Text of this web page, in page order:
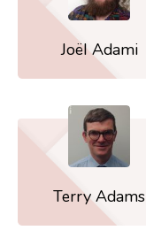
Joël Adami
Terry Adams